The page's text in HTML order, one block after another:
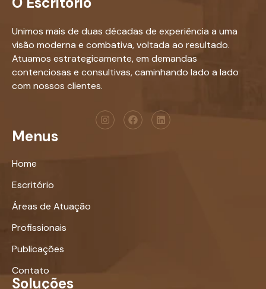
Unimos mais de duas décadas de experiência a uma
visão moderna e combativa, voltada ao resultado.
Atuamos estrategicamente, em demandas
contenciosas e consultivas, caminhando lado a lado
com nossos clientes.
Menus
Home
Escritório
Áreas de Atuação
Profissionais
Publicações
Contato
Soluções